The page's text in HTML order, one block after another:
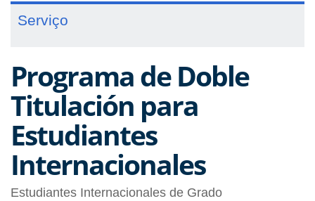
Serviço
Programa de Doble
Titulación para
Estudiantes
Internacionales
Estudiantes Internacionales de Grado